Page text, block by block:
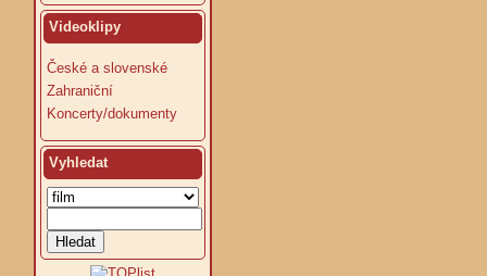
Videoklipy
České a slovenské
Zahraniční
Koncerty/dokumenty
Vyhledat